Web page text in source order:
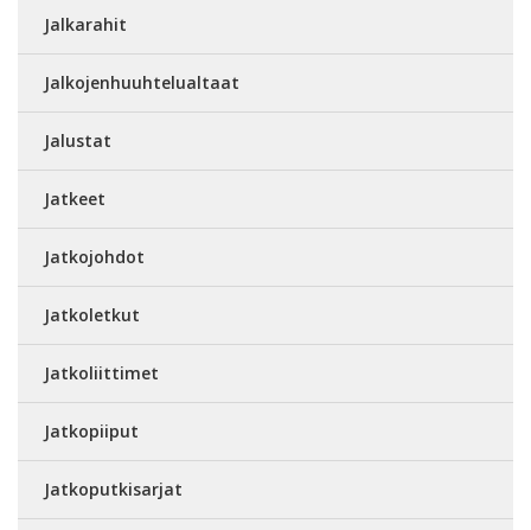
Jalkarahit
Jalkojenhuuhtelualtaat
Jalustat
Jatkeet
Jatkojohdot
Jatkoletkut
Jatkoliittimet
Jatkopiiput
Jatkoputkisarjat